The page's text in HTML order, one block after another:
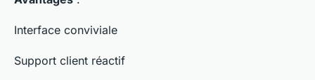
Interface conviviale
Support client réactif